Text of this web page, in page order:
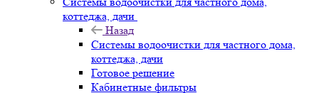
коттеджа, дачи
Назад
Системы водоочистки для частного дома,
коттеджа, дачи
Готовое решение
Кабинетные фильтры